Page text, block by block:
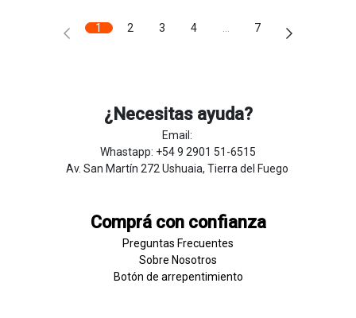
1 2 3 4 … 7
¿Necesitas ayuda?
Email:
Whastapp: +54 9 2901 51-6515
Av. San Martín 272 Ushuaia, Tierra del Fuego
Comprá con confianza
Preguntas Frecuentes
Sobre Nosotros
Botón de ​arrepentim​​​iento